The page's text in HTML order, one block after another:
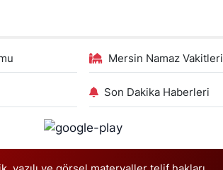
Mersin Namaz Vakitleri
Son Dakika Haberleri